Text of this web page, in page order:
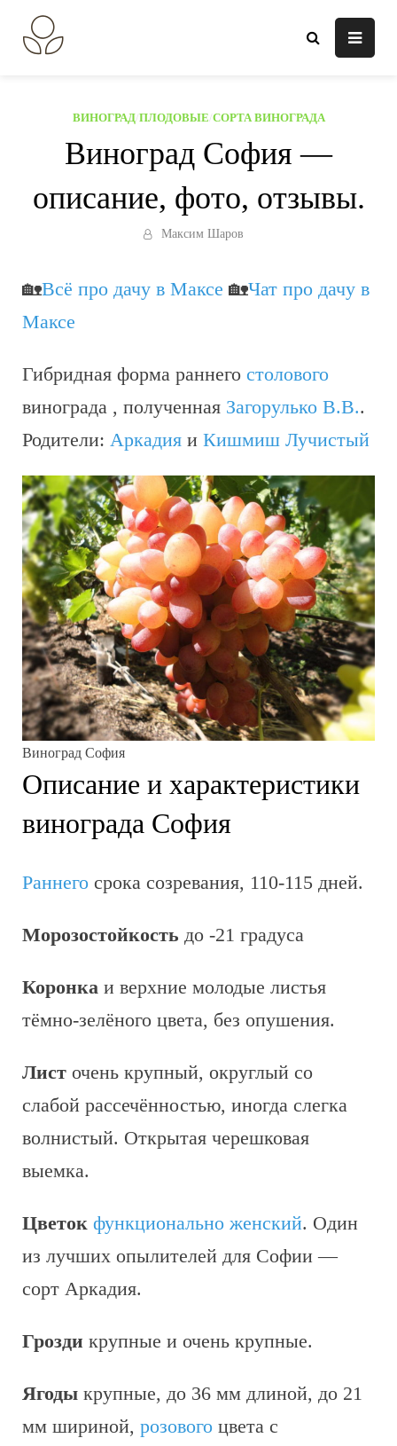
содержанию
ВИНОГРАД/ ПЛОДОВЫЕ СОРТА ВИНОГРАДА
Виноград София —
описание, фото, отзывы.
Максим Шаров
🏡Всё про дачу в Максе 🏡Чат про дачу в
Максе
Гибридная форма раннего столового
винограда , полученная Загорулько В.В..
Родители: Аркадия и Кишмиш Лучистый
Виноград София
Описание и характеристики
винограда София
Раннего срока созревания, 110-115 дней.
Морозостойкость до -21 градуса
Коронка и верхние молодые листья
тёмно-зелёного цвета, без опушения.
Лист очень крупный, округлый со
слабой рассечённостью, иногда слегка
волнистый. Открытая черешковая
выемка.
Цветок функционально женский. Один
из лучших опылителей для Софии —
сорт Аркадия.
Грозди крупные и очень крупные.
Ягоды крупные, до 36 мм длиной, до 21
мм шириной, розового цвета с